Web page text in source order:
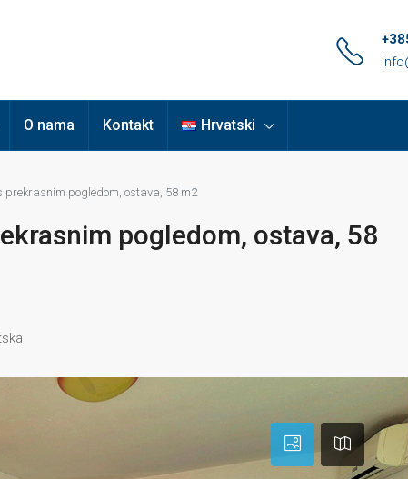
O nama Kontakt Hrvatski
prekrasnim pogledom, ostava, 58 m2
pogledom, ostava, 58